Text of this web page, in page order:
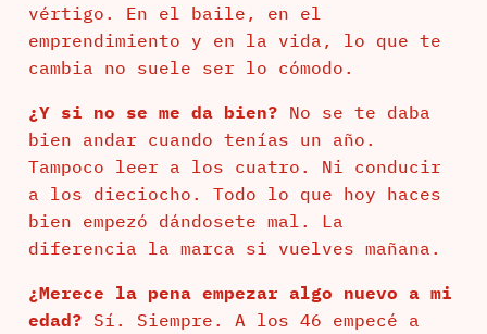
vértigo. En el baile, en el
emprendimiento y en la vida, lo que te
cambia no suele ser lo cómodo.
¿Y si no se me da bien? No se te daba
bien andar cuando tenías un año.
Tampoco leer a los cuatro. Ni conducir
a los dieciocho. Todo lo que hoy haces
bien empezó dándosete mal. La
diferencia la marca si vuelves mañana.
¿Merece la pena empezar algo nuevo a mi
edad? Sí. Siempre. A los 46 empecé a